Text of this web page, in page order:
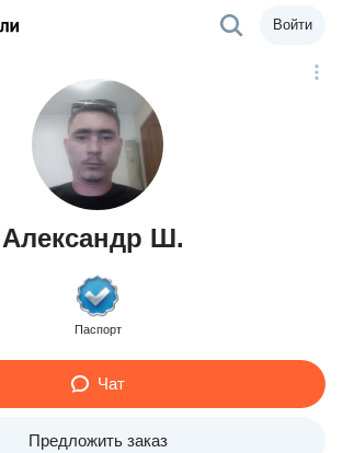
Войти
Александр Ш.
Паспорт
Чат
Предложить заказ